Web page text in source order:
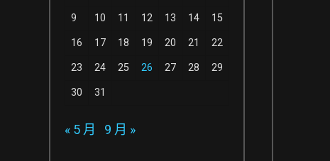
9 10 11 12 13 14 15
16 17 18 19 20 21 22
23 24 25 26 27 28 29
30 31
« 5 月 9 月 »